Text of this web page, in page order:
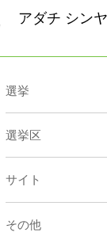
アダチ シン
選挙
選挙区
サイト
その他